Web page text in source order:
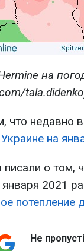
на
что недавно
на
о том,
2021
потепление
Не